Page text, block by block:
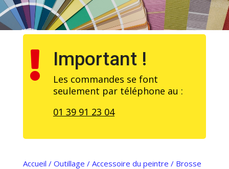
 Important !
Les commandes se font
seulement par téléphone au :
01 39 91 23 04
Accueil / Outillage / Accessoire du peintre / Brosse